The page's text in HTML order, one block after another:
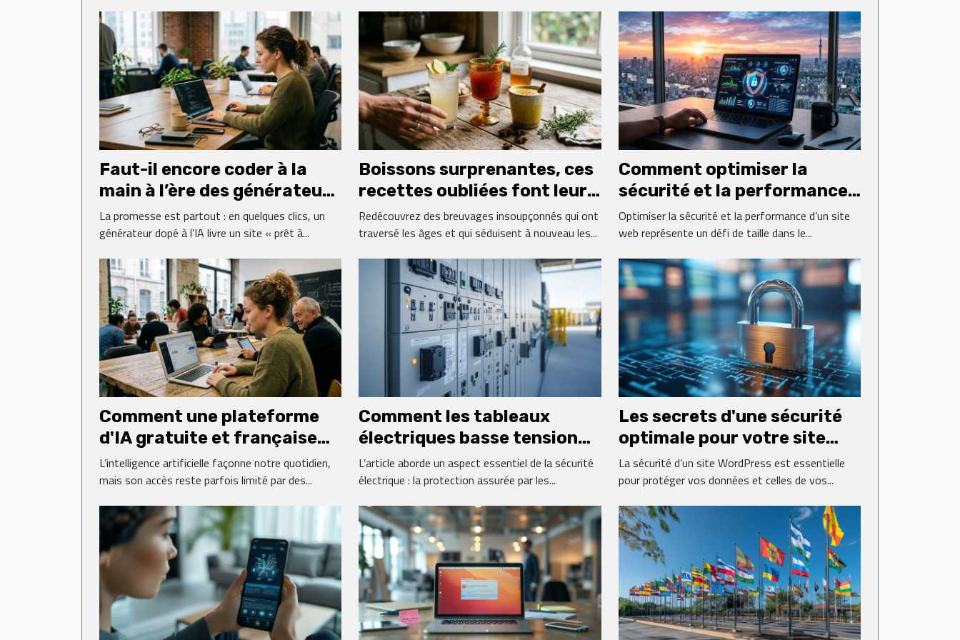
Faut-il encore coder à la
main à l’ère des générateurs
web ?
La promesse est partout : en quelques clics, un
générateur dopé à l’IA livre un site « prêt à...
Boissons surprenantes, ces
recettes oubliées font leur
grand retour
Redécouvrez des breuvages insoupçonnés qui ont
traversé les âges et qui séduisent à nouveau les...
Comment optimiser la
sécurité et la performance
de votre site web ?
Optimiser la sécurité et la performance d’un site
web représente un défi de taille dans le...
Comment une plateforme
d'IA gratuite et française
transforme-t-elle l'accès à
la technologie ?
L’intelligence artificielle façonne notre quotidien,
mais son accès reste parfois limité par des...
Comment les tableaux
électriques basse tension
sécurisent-ils vos
installations ?
L’article aborde un aspect essentiel de la sécurité
électrique : la protection assurée par les...
Les secrets d'une sécurité
optimale pour votre site
WordPress
La sécurité d’un site WordPress est essentielle
pour protéger vos données et celles de vos...